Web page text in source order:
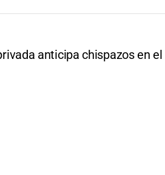
anticipa chispazos en el